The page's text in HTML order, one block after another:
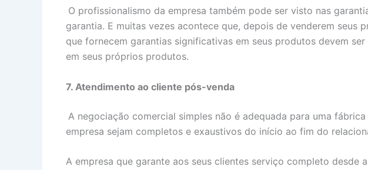
O profissionalismo da empresa também pode ser visto nas
garantia. E muitas vezes acontece que, depois de venderem
que fornecem garantias significativas em seus produtos devem
em seus próprios produtos.
7. Atendimento ao cliente pós-venda
A negociação comercial simples não é adequada para uma
empresa sejam completos e exaustivos do início ao fim do
A empresa que garante aos seus clientes serviço completo